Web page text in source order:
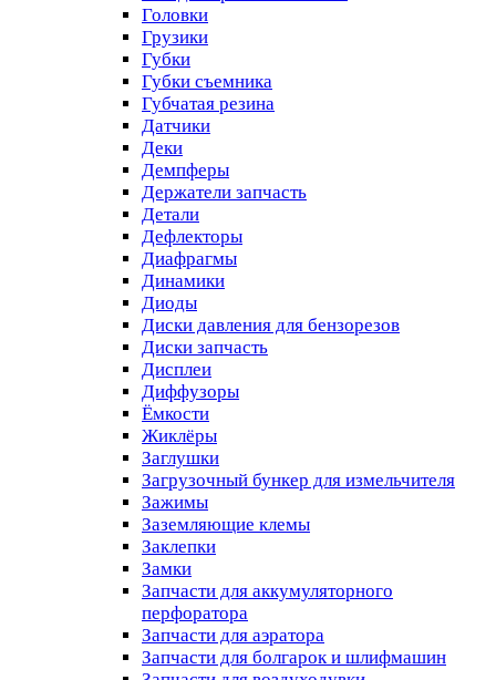
Головки
Грузики
Губки
Губки съемника
Губчатая резина
Датчики
Деки
Демпферы
Держатели запчасть
Детали
Дефлекторы
Диафрагмы
Динамики
Диоды
Диски давления для бензорезов
Диски запчасть
Дисплеи
Диффузоры
Ёмкости
Жиклёры
Заглушки
Загрузочный бункер для измельчителя
Зажимы
Заземляющие клемы
Заклепки
Замки
Запчасти для аккумуляторного
перфоратора
Запчасти для аэратора
Запчасти для болгарок и шлифмашин